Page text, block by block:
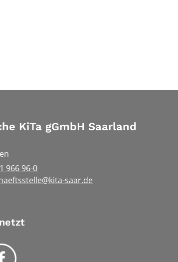
KiTa gGmbH Saarland
966 96-0
saar.de